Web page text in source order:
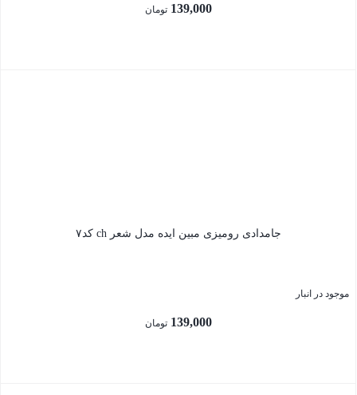
139,000 تومان
جامدادی رومیزی مبین ایده مدل شعر ch کد۷
موجود در انبار
139,000 تومان